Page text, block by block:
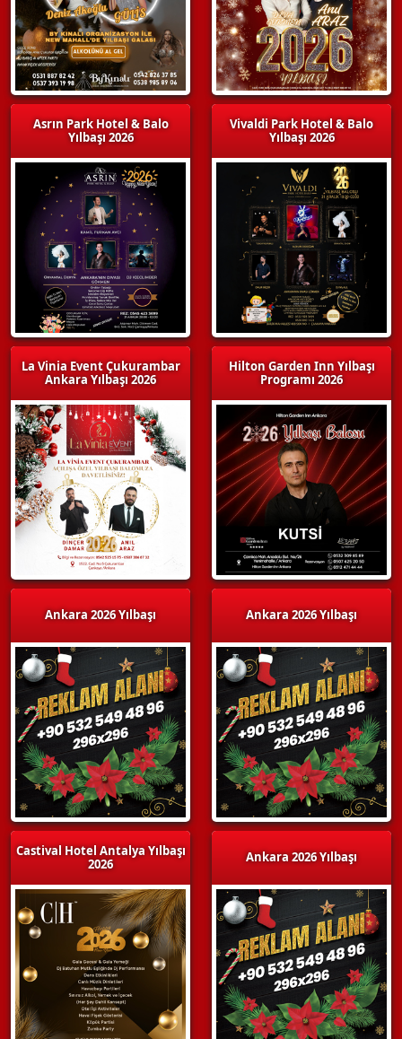
Asrın Park Hotel & Balo
Yılbaşı 2026
La Vinia Event Çukurambar
Ankara Yılbaşı 2026
Ankara 2026 Yılbaşı
Castival Hotel Antalya Yılbaşı
2026
Vivaldi Park Hotel & Balo
Yılbaşı 2026
Hilton Garden Inn Yılbaşı
Programı 2026
Ankara 2026 Yılbaşı
Ankara 2026 Yılbaşı